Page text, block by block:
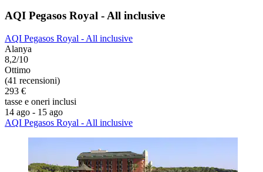
AQI Pegasos Royal - All inclusive
AQI Pegasos Royal - All inclusive
Alanya
8,2/10
Ottimo
(41 recensioni)
293 €
tasse e oneri inclusi
14 ago - 15 ago
AQI Pegasos Royal - All inclusive